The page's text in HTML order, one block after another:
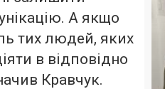
А якщо
тих людей, яких
в відповідно
Кравчук.